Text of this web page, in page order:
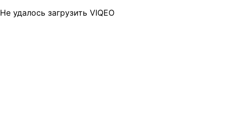
Не удалось загрузить VIQEO